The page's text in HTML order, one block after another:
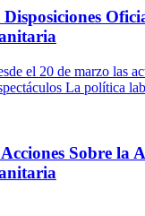
el 20 de marzo las
La política
Sobre la